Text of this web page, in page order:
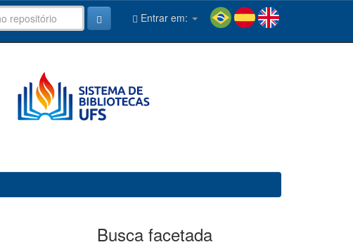
Entrar em:
Busca facetada